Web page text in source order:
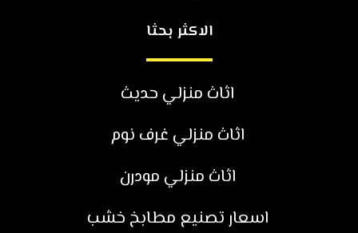
الاكثر بحثا
اثاث منزلي حديث
اثاث منزلي غرف نوم
اثاث منزلي مودرن
اسعار تصنيع مطابخ خشب